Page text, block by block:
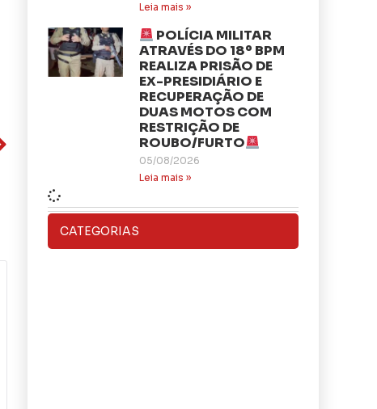
Leia mais »
POLÍCIA MILITAR
ATRAVÉS DO 18º BPM
REALIZA PRISÃO DE
EX-PRESIDIÁRIO E
RECUPERAÇÃO DE
DUAS MOTOS COM
RESTRIÇÃO DE
ROUBO/FURTO
05/08/2026
Leia mais »
CATEGORIAS